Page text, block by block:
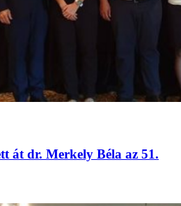
át dr. Merkely Béla az 51.